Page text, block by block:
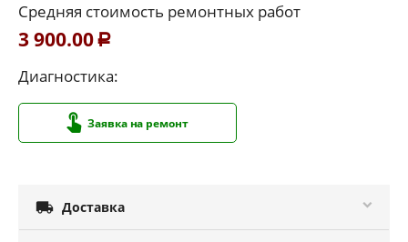
Средняя стоимость ремонтных работ
3 900.00 Р
Диагностика:
Заявка на ремонт
 Доставка